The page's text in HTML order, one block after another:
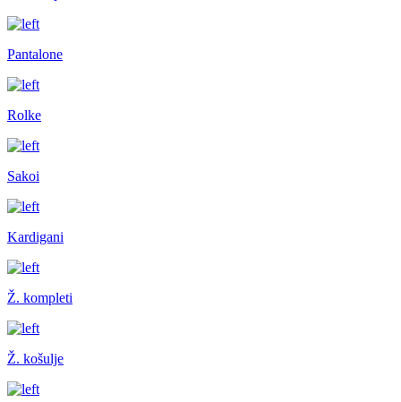
Pantalone
Rolke
Sakoi
Kardigani
Ž. kompleti
Ž. košulje